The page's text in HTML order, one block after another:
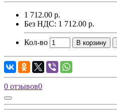
1 712.00 р.
Без НДС: 1 712.00 р.
Кол-во В корзину
0 отзывов0